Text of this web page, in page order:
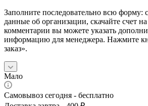
Заполните последовательно всю форму:
данные об организации, скачайте счет
комментарии вы можете указать
информацию для менеджера. Нажмите
заказ».
Мало
Самовывоз сегодня - бесплатно